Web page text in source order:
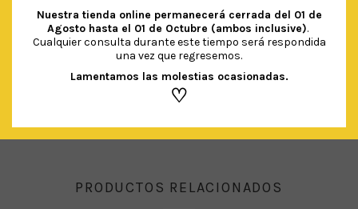
PLATOS RAYAS MULTICOLOR
€4.50 IVA Incluido
AÑADIR AL CARRITO
PRODUCTOS RELACIONADOS
Nuestra tienda online permanecerá cerrada del 01 de
Agosto hasta el 01 de Octubre (ambos inclusive).
Cualquier consulta durante este tiempo será respondida
una vez que regresemos.
Lamentamos las molestias ocasionadas.
♡